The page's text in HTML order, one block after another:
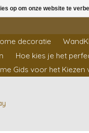
decoratie
Hoe kies je het
Gids voor het
op om onze website te